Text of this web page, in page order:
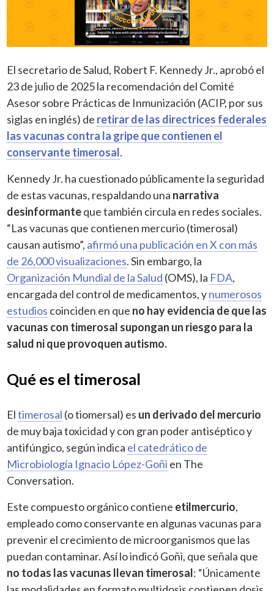
El secretario de Salud, Robert F. Kennedy Jr., aprobó el
23 de julio de 2025 la recomendación del Comité
Asesor sobre Prácticas de Inmunización (ACIP, por sus
siglas en inglés) de retirar de las directrices federales
las vacunas contra la gripe que contienen el
conservante timerosal.
Kennedy Jr. ha cuestionado públicamente la seguridad
de estas vacunas, respaldando una narrativa
desinformanteque también circula en redes sociales.
“Las vacunas que contienen mercurio (timerosal)
causan autismo”, afirmó una publicación en X con más
de 26,000 visualizaciones. Sin embargo, la
Organización Mundial de la Salud (OMS), la FDA,
encargada del control de medicamentos, ynumerosos
estudios coinciden en que no hay evidencia de que las
vacunas con timerosal supongan un riesgo para la
salud ni que provoquen autismo.
Qué es el timerosal
Eltimerosal (o tiomersal) es un derivado del mercurio
de muy baja toxicidad y con gran poder antiséptico y
antifúngico, según indica el catedrático de
Microbiología Ignacio López-Goñi en The
Conversation.
Este compuesto orgánico contiene etilmercurio,
empleado como conservante en algunas vacunas para
prevenir el crecimiento de microorganismos que las
puedan contaminar. Así lo indicó Goñi, que señala que
no todas las vacunas llevan timerosal: “Únicamente